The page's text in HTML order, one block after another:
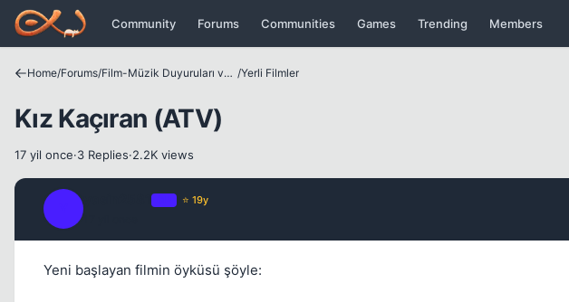
Icerige atla
Community Forums Communities Games Trending Members
Home/Forums/ Film-Müzik Duyuruları ve Tanıtımları /Yerli Filmler
Kız Kaçıran (ATV)
17 yil once·3 Replies·2.2K views
⭐ 19y
Yeni başlayan filmin öyküsü şöyle: